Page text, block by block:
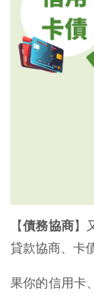
【債務協商】
貸款協商、卡
果你的信用卡